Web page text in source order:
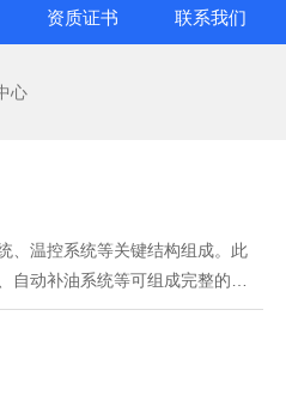
资质证书 联系我们
心
、温控系统等关键结构组成。此
动补油系统等可组成完整的自
机由双网带无级变速输送系统、